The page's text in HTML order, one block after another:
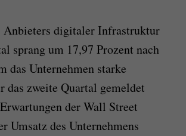
Anbieters digitaler Infrastruktur
sprang um 17,97 Prozent nach
das Unternehmen starke
das zweite Quartal gemeldet
der Wall Street
Umsatz des Unternehmens